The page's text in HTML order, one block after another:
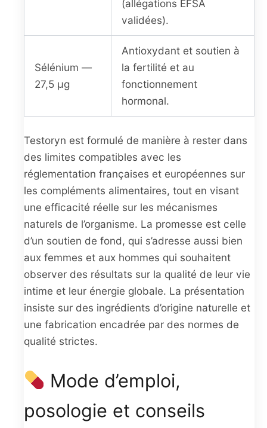
(allégations EFSA
validées).
Sélénium —
27,5 μg
Antioxydant et soutien à
la fertilité et au
fonctionnement
hormonal.
Testoryn est formulé de manière à rester dans
des limites compatibles avec les
réglementation françaises et européennes sur
les compléments alimentaires, tout en visant
une efficacité réelle sur les mécanismes
naturels de l’organisme. La promesse est celle
d’un soutien de fond, qui s’adresse aussi bien
aux femmes et aux hommes qui souhaitent
observer des résultats sur la qualité de leur vie
intime et leur énergie globale. La présentation
insiste sur des ingrédients d’origine naturelle et
une fabrication encadrée par des normes de
qualité strictes.
Mode d’emploi,
posologie et conseils